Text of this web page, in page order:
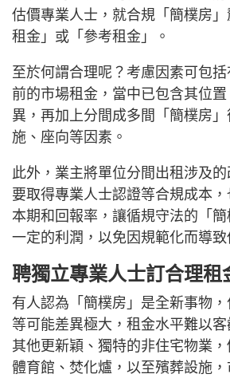
估價專業人士，就合規「簡樸房
租金」或「參考租金」。
至於何謂合理呢？考慮因素可包
前的市場租金，當中已包含其位
異，再加上分間成多間「簡樸房
施、座向等因素。
此外，業主將單位分間出租涉及
要取得專業人士認證等合規成本
本期和回報率，讓循規守法的「
一定的利潤，以免因規範化而導致
聘獨立專業人士訂合理租
有人認為「簡樸房」是全新事物
等可能差異極大，租金水平難以
其他更新穎、獨特的非住宅物業，
體育館、焚化爐，以至殯葬設施